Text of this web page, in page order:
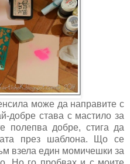
може да направите с
добре става с мастило за
полепва добре, стига да
през шаблона. Що се
взела един момичешки за